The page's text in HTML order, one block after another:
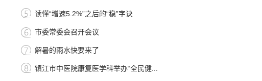
读懂“增速5.2%”之后的“稳”字诀
市委常委会召开会议
解暑的雨水快要来了
镇江市中医院康复医学科举办“全民健...